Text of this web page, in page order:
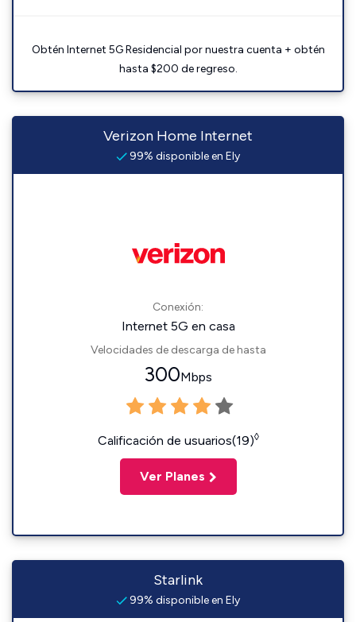
Obtén Internet 5G Residencial por nuestra cuenta + obtén
hasta $200 de regreso.
Verizon Home Internet
99% disponible en Ely
Conexión:
Internet 5G en casa
Velocidades de descarga de hasta
300Mbps
Calificación de usuarios(19)◊
Ver Planes
Starlink
99% disponible en Ely